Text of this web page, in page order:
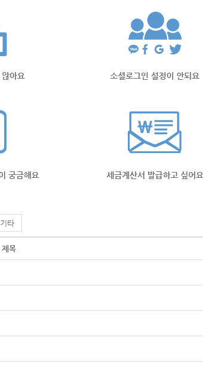
아요 소셜로그인 설정이 안되요
궁금해요 세금계산서 발급하고 싶어요
기타
제목